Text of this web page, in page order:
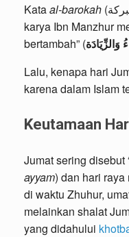
Kataal-barokah
karya Ibn Manzhur
bertambah” (وَالزِّيَادَة
Lalu, kenapa hari
karena dalam Islam
Keutamaan
Jumat sering disebut
ayyam) dan hari raya
di waktu Zhuhur,
melainkan shalat
yang didahului